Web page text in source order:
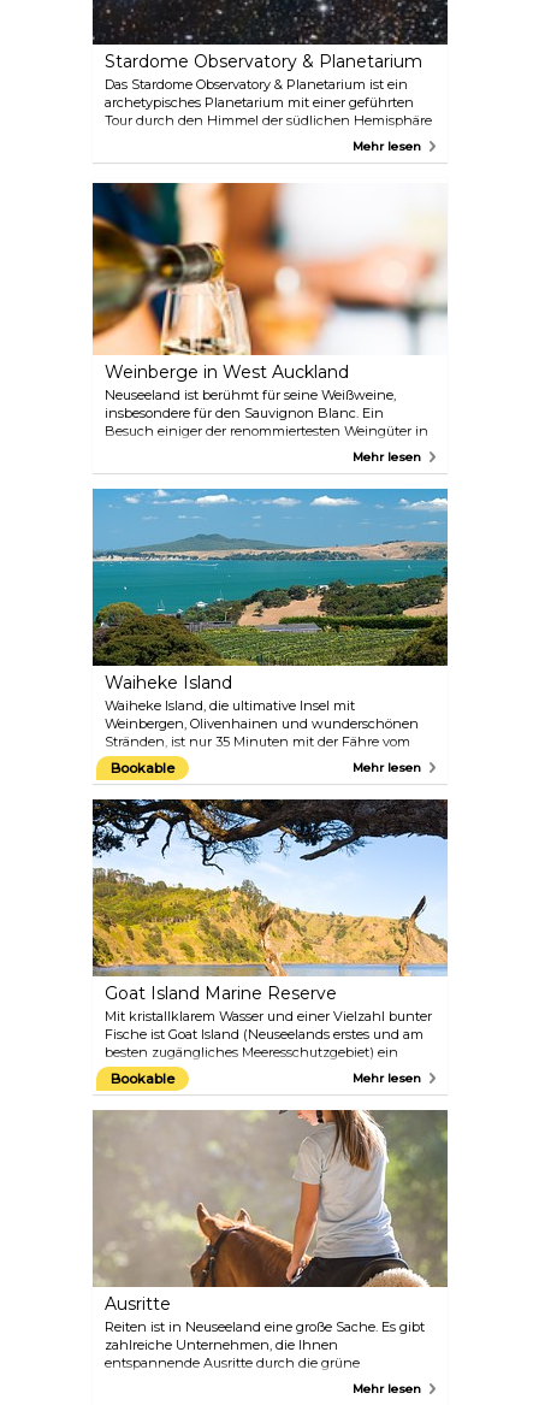
Stardome Observatory & Planetarium
Das Stardome Observatory & Planetarium ist ein
archetypisches Planetarium mit einer geführten
Tour durch den Himmel der südlichen Hemisphäre
und bietet ein einzigartiges und unterhaltsames
überrascht nicht, dass dies eine der beliebtesten
und begehrtesten Attraktionen in der Region
Auckland ist.
Mehr lesen
Weinberge in West Auckland
Neuseeland ist berühmt für seine Weißweine,
insbesondere für den Sauvignon Blanc. Ein
Besuch einiger der renommiertesten Weingüter in
Auckland ist ein Genuss für jeden Weinliebhaber.
Der Wein, den Sie auf Ihrer Tour kaufen, wird Ihnen
außerdem gegen eine sehr geringe Gebühr
zugeschickt. Sie können auch eine
Weinverkostung in einem der Glengarry-Läden
machen oder eine Weinverkostungstour mit
Auckland Wine Tours unternehmen.
Mehr lesen
Waiheke Island
Waiheke Island, die ultimative Insel mit
Weinbergen, Olivenhainen und wunderschönen
Stränden, ist nur 35 Minuten mit der Fähre vom
Stadtzentrum Aucklands entfernt. Bekannt als die
Insel des Weins, von der einige der besten
Rotweine Neuseelands stammen. Dank der
leichten Erreichbarkeit ist Waiheke ein idealer
Tagesausflug.
Bookable Mehr lesen
Goat Island Marine Reserve
Mit kristallklarem Wasser und einer Vielzahl bunter
Fische ist Goat Island (Neuseelands erstes und am
besten zugängliches Meeresschutzgebiet) ein
Magnet für Schnorchler und Taucher und liegt nur
eine Stunde von Aucklands Stadtzentrum entfernt.
Nehmen Sie an der beliebten Glass Bottom Boat
Tour teil, einem unterhaltsamen und lehrreichen
Abenteuer für Gäste jeden Alters, bei dem Sie mehr
über die Fische, die Fauna, das Meeresleben und
die Vögel erfahren, die in diesem geschützten
Bookable Mehr lesen
Ausritte
Reiten ist in Neuseeland eine große Sache. Es gibt
zahlreiche Unternehmen, die Ihnen
entspannende Ausritte durch die grüne
Hügellandschaft ermöglichen oder Sie lehren, an
Mehr lesen